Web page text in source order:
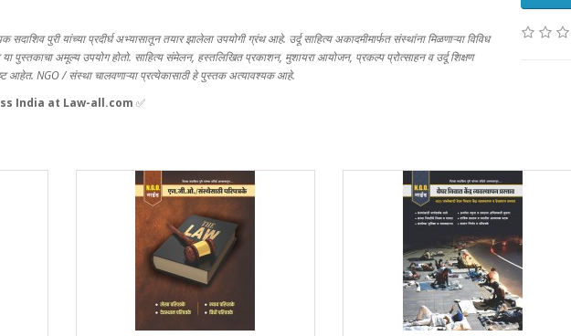
सदाशिव पुरी यांच्या प्रदीर्घ अभ्यासातून तयार झालेला उपयोगी ग्रंथ आहे. उर्दू साहित्य अकादमीमार्फत संस्थांना मिळणाऱ्या विविध
पुस्तकाचा अमूल्य उपयोग होतो. साहित्य संमेलन, हस्तलिखित प्रकाशन, मुशायरा आयोजन, प्रकल्प प्रोत्साहन व उर्दू शिक्षण
आहेत. NGO / संस्था चालवणाऱ्या प्रत्येकासाठी हे पुस्तक अत्यावश्यक आहे.
India at Law-all.com ✅